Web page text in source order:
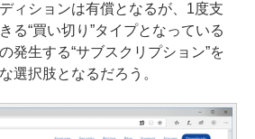
ィションは有償となるが、1度支
る“買い切り”タイプとなっている
発生する“サブスクリプション”を
選択肢となるだろう。